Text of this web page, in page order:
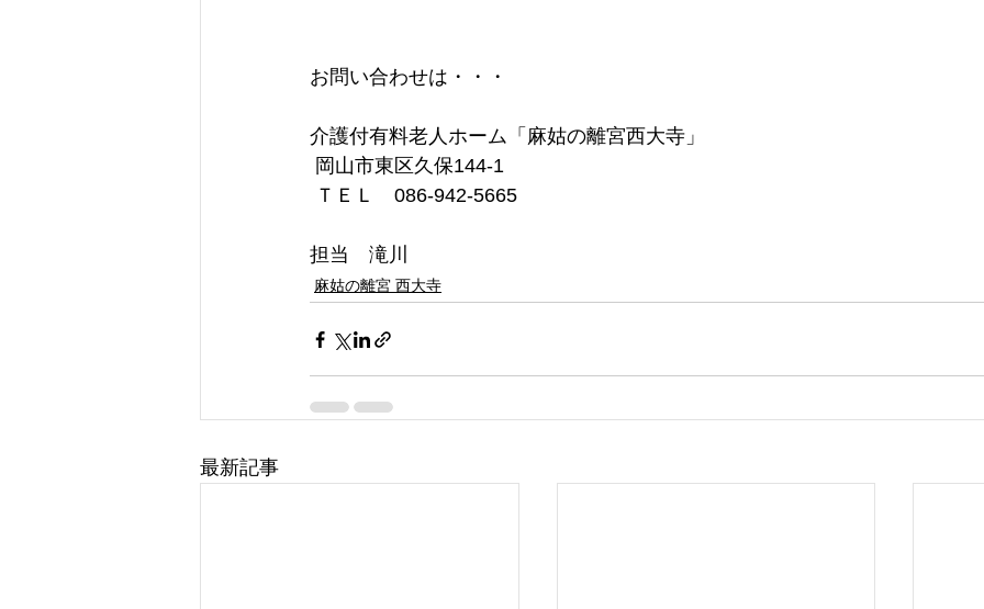
お問い合わせは・・・
介護付有料老人ホーム「麻姑の離宮西大寺」
岡山市東区久保144-1
ＴＥＬ　086-942-5665
担当　滝川
麻姑の離宮 西大寺
最新記事